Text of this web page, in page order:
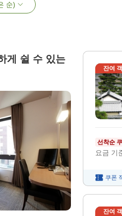
순)
게 쉴 수 있는
잔여
선착순
요금 기
쿠폰
잔여